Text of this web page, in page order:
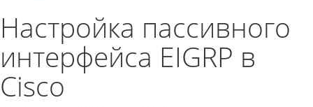
Настройка пассивного
интерфейса EIGRP в
Cisco